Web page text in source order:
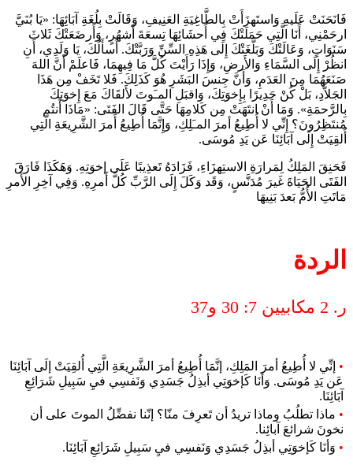
فَانَحَنَتْ عَلَيهِ وَاستَهزَأَتْ بِالطَّاغِيَةِ العَنِيفِ، وَقَالَتْ بِلُغَةِ آبَائِهَا: «يَا بُنَيَّ
ارحَمْنِي، أَنَا الَّتِي حَمَلَتْكَ فِي أَحشَائِهَا تِسعَةَ أَشهُرٍ، وَأَرضَعَتْكَ ثَلاثَ
سَنَوَاتٍ، وَعَالَتْكَ وَبَلَّغَتْكَ إِلَى هَذِهِ السِّنِّ وَرَبَّتْكَ. أَسأَلُكَ، يَا وَلَدِي، أَنِ
انظُرْ إِلَى السَّمَاءِ وَالأَرضِ، وَإِذَا رَأَيْتَ كُلَّ مَا فِيهِمَا، فَاعلَمْ أَنَّ اللهَ
صَنَعَهُمَا مِنَ العَدَمِ، وَأَنَّ جِنسَ البَشَرِ هُوَ كَذَلِكَ. فَلا تَخَفْ مِن هَذَا
الجَلاَّدِ، بَلْ كُنْ جَدِيرًا بِإِخوَتِكَ، وَاقبَلِ المـَوتَ لأَلقَاكَ مَعَ إِخوَتِكَ
بِالرَّحمَةِ». وَمَا أَنْ انتَهَتْ مِن كَلامِهَا حَتَّى قَالَ الفَتَى: «مَاذَا أَنتُم
مُنتَظِرُونَ؟ إِنِّي لا أُطِيعُ أمرَ المـَلِكِ، وَإِنَّمَا أُطِيعُ أَمرَ الشَّرِيعَةِ الَّتِي
أُلقِيَتْ إِلَى آبَائِنَا عَن يَدِ مُوسَى.
فَحَنِقَ المَلِكُ لِمَرارَةِ الاستِهزَاءِ، فَزَادَهُ تَعذِيبًا عَلَى إخوَتِهِ. وَهَكَذَا فَارَقَ
الفَتَى الحَيَاةَ غَيرَ مُدَنَّسٍ، وَقَد وَكَلَ إِلَى الرَّبِّ كُلَّ أَمرِهِ. وَفِي آخِرِ الأَمرِ
مَاتَتِ الأُمُّ بَعدَ بَنِيهَا
الردة
ر. 2 مكابيين 7: 30 و37
• إنِّي لا أُطِيعُ أمرَ المَلِكِ، إنَّمَا أُطِيعُ أمرَ الشَّرِيعَةِ الَّتِي أُلقِيَتْ إلَى آبَائِنَا
عَن يَدِ مُوسَى. وَأنَا كَإخوَتِي أبذِلُ جَسَدِي وَنَفسِي فيِ سَبِيلِ شَرَائِعِ
آبَائِنَا.
• ماذا تطلُبُ وماذا تريدُ أن تَعرِفَ منّا؟ إنّنا نفضِّلُ الموتَ على أن
نخونَ شرائعَ آبائِنا.
• وَأنَا كَإخوَتِي أبذِلُ جَسَدِي وَنَفسِي فيِ سَبِيلِ شَرَائِعِ آبَائِنَا.